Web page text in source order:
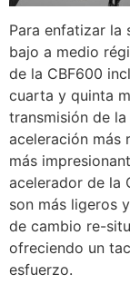
Para enfatizar la
bajo a medio
de la CBF600
cuarta y quinta
transmisión de la
aceleración más
más
acelerador de la
son más ligeros
de cambio re-
ofreciendo un
esfuerzo.